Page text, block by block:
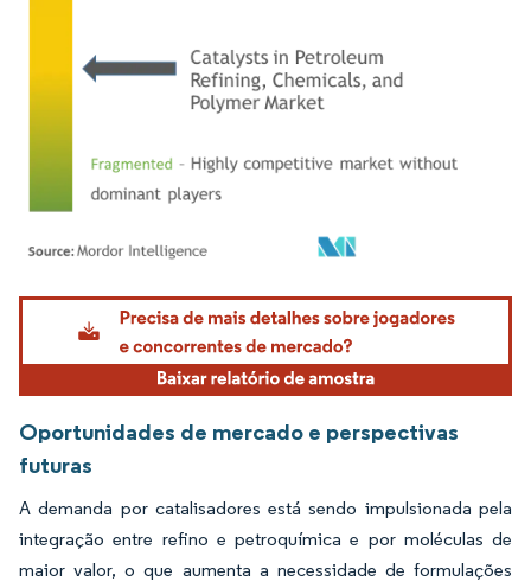
Imagem © Mordor Intelligence. O reuso requer atribuição conforme CC BY 4.0.
Oportunidades de mercado e perspectivas
futuras
A demanda por catalisadores está sendo impulsionada pela
integração entre refino e petroquímica e por moléculas de
maior valor, o que aumenta a necessidade de formulações